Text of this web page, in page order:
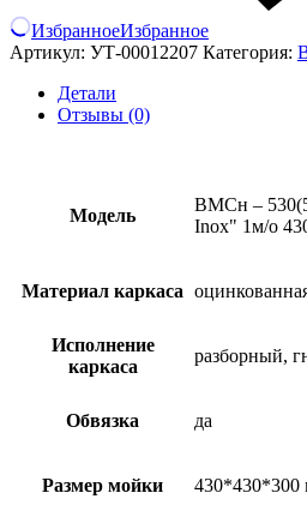
ИзбранноеИзбранное
Артикул: УТ-00012207 Категория:
Детали
Отзывы (0)
Модель
ВМСн –
Inox" 1м/о
Материал каркаса
Исполнение
каркаса
разборный,
Обвязка да
Размер мойки 430*430*300